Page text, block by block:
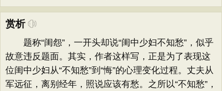
赏析
题称“闺怨”，一开头却说“闺中少妇不知愁”，似乎
故意违反题面。其实，作者这样写，正是为了表现这
位闺中少妇从“不知愁”到“悔”的心理变化过程。丈夫从
军远征，离别经年，照说应该有愁。之所以“不知愁”，